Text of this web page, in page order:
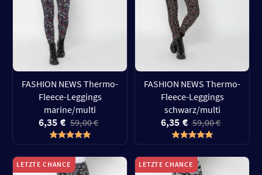
FASHION NEWS Thermo-
Fleece-Leggings
marine/multi
6,35 € 59,00 €
FASHION NEWS Thermo-
Fleece-Leggings
schwarz/multi
6,35 € 59,00 €
LETZTE CHANCE LETZTE CHANCE